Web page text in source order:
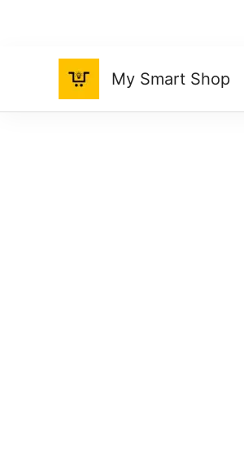
My Smart Shop